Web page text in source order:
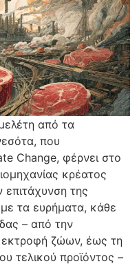
από τα
που
Change, φέρνει στο
κρέατος
της
τα ευρήματα, κάθε
– από την
ζώων, έως τη
τελικού προϊόντος –